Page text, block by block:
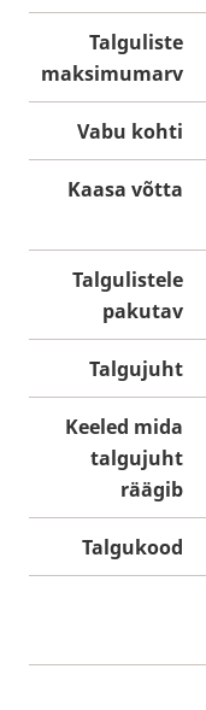
Talguliste
maksimumarv
Vabu kohti
Kaasa võtta
Talgulistele
pakutav
Talgujuht
Keeled mida
talgujuht
räägib
Talgukood